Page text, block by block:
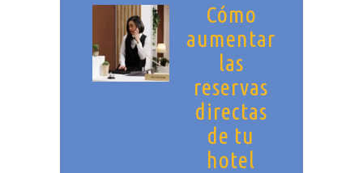
Cómo
aumentar
las
reservas
directas
de tu
hotel